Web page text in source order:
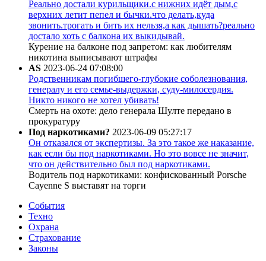
Реально достали курильщики.с нижних идёт дым,с
верхних летит пепел и бычки.что делать,куда
звонить.трогать и бить их нельзя,а как дышать?реально
достало хоть с балкона их выкидывай.
Курение на балконе под запретом: как любителям
никотина выписывают штрафы
AS 2023-06-24 07:08:00
Родственникам погибшего-глубокие соболезнования,
генералу и его семье-выдержки, суду-милосердия.
Никто никого не хотел убивать!
Смерть на охоте: дело генерала Шулте передано в
прокуратуру
Под наркотиками? 2023-06-09 05:27:17
Он отказался от экспертизы. За это такое же наказание,
как если бы под наркотиками. Но это вовсе не значит,
что он действительно был под наркотиками.
Водитель под наркотиками: конфискованный Porsche
Cayenne S выставят на торги
События
Техно
Охрана
Страхование
Законы